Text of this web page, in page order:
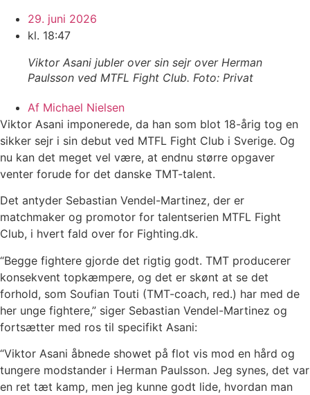
29. juni 2026
kl. 18:47
Viktor Asani jubler over sin sejr over Herman
Paulsson ved MTFL Fight Club. Foto: Privat
Af Michael Nielsen
Viktor Asani imponerede, da han som blot 18-årig tog en
sikker sejr i sin debut ved MTFL Fight Club i Sverige. Og
nu kan det meget vel være, at endnu større opgaver
venter forude for det danske TMT-talent.
Det antyder Sebastian Vendel-Martinez, der er
matchmaker og promotor for talentserien MTFL Fight
Club, i hvert fald over for Fighting.dk.
“Begge fightere gjorde det rigtig godt. TMT producerer
konsekvent topkæmpere, og det er skønt at se det
forhold, som Soufian Touti (TMT-coach, red.) har med de
her unge fightere,” siger Sebastian Vendel-Martinez og
fortsætter med ros til specifikt Asani:
“Viktor Asani åbnede showet på flot vis mod en hård og
tungere modstander i Herman Paulsson. Jeg synes, det var
en ret tæt kamp, men jeg kunne godt lide, hvordan man